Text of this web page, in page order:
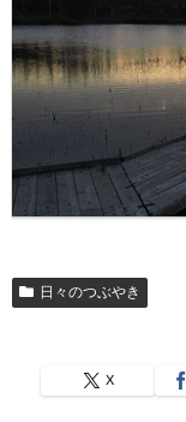
日々のつぶやき
X